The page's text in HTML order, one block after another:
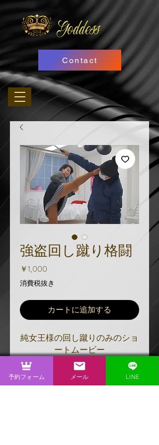
Goddess
Contact
強盗回し蹴り格闘
￥1,000
格
消費税抜き
カートに追加する
純女王様の回し蹴りのみのショ
ートムービー
当店初格闘作品！！
予約フォーム メール LINE